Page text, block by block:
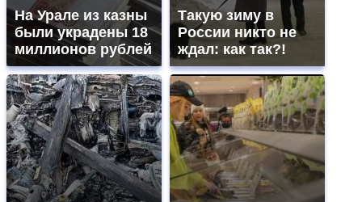
На Урале из казны
были украдены 18
миллионов рублей
Такую зиму в
России никто не
ждал: как так?!